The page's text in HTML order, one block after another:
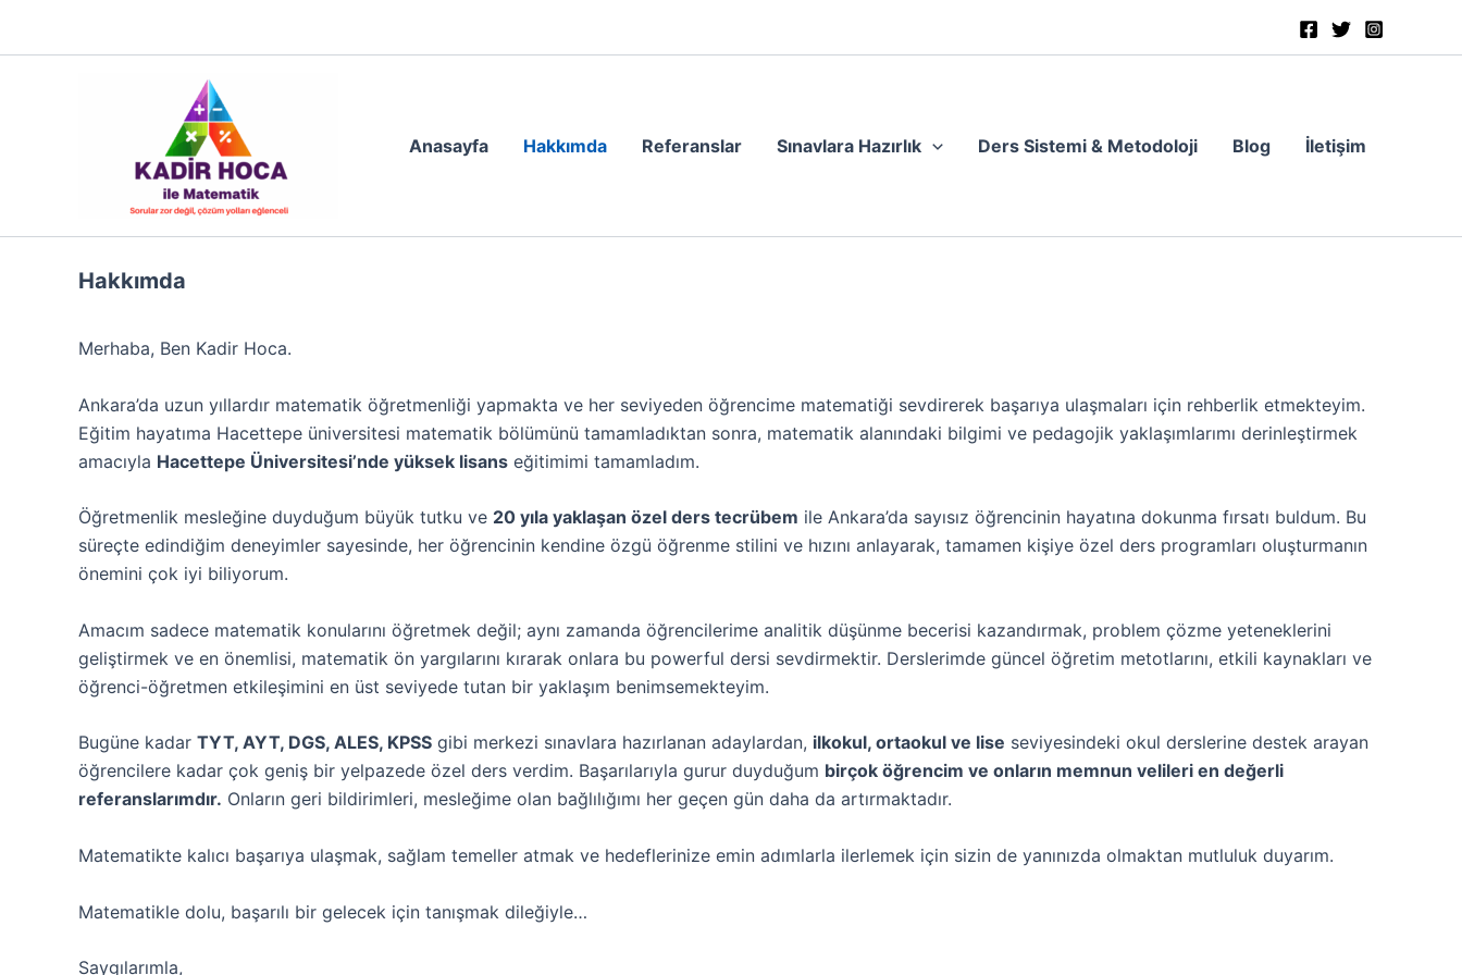
Anasayfa Hakkımda Referanslar Sınavlara Hazırlık Ders Sistemi & Metodoloji Blog İletişim
Hakkımda
Merhaba, Ben Kadir Hoca.
Ankara’da uzun yıllardır matematik öğretmenliği yapmakta ve her seviyeden öğrencime matematiği sevdirerek başarıya ulaşmaları için rehberlik etmekteyim.
Eğitim hayatıma Hacettepe üniversitesi matematik bölümünü tamamladıktan sonra, matematik alanındaki bilgimi ve pedagojik yaklaşımlarımı derinleştirmek
amacıyla Hacettepe Üniversitesi’nde yüksek lisans eğitimimi tamamladım.
Öğretmenlik mesleğine duyduğum büyük tutku ve 20 yıla yaklaşan özel ders tecrübem ile Ankara’da sayısız öğrencinin hayatına dokunma fırsatı buldum. Bu
süreçte edindiğim deneyimler sayesinde, her öğrencinin kendine özgü öğrenme stilini ve hızını anlayarak, tamamen kişiye özel ders programları oluşturmanın
önemini çok iyi biliyorum.
Amacım sadece matematik konularını öğretmek değil; aynı zamanda öğrencilerime analitik düşünme becerisi kazandırmak, problem çözme yeteneklerini
geliştirmek ve en önemlisi, matematik ön yargılarını kırarak onlara bu powerful dersi sevdirmektir. Derslerimde güncel öğretim metotlarını, etkili kaynakları ve
öğrenci-öğretmen etkileşimini en üst seviyede tutan bir yaklaşım benimsemekteyim.
Bugüne kadar TYT, AYT, DGS, ALES, KPSS gibi merkezi sınavlara hazırlanan adaylardan, ilkokul, ortaokul ve lise seviyesindeki okul derslerine destek arayan
öğrencilere kadar çok geniş bir yelpazede özel ders verdim. Başarılarıyla gurur duyduğum birçok öğrencim ve onların memnun velileri en değerli
referanslarımdır. Onların geri bildirimleri, mesleğime olan bağlılığımı her geçen gün daha da artırmaktadır.
Matematikte kalıcı başarıya ulaşmak, sağlam temeller atmak ve hedeflerinize emin adımlarla ilerlemek için sizin de yanınızda olmaktan mutluluk duyarım.
Matematikle dolu, başarılı bir gelecek için tanışmak dileğiyle…
Saygılarımla,